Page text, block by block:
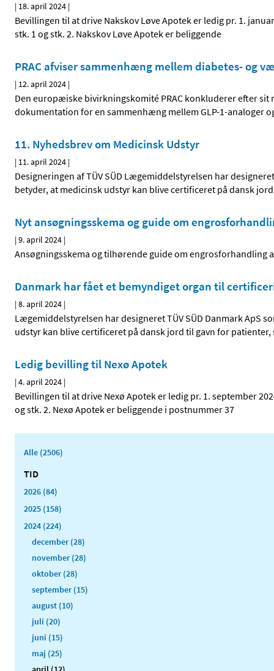
| 18. april 2024 |
Bevillingen til at drive Nakskov Løve Apotek er ledig pr. 1.
stk. 1 og stk. 2. Nakskov Løve Apotek er beliggende
PRAC afviser sammenhæng mellem diabetes- og
| 12. april 2024 |
Den europæiske bivirkningskomité PRAC konkluderer efter
dokumentation for en sammenhæng mellem GLP-1-analoger
11. Nyhedsbrev om Medicinsk Udstyr
| 11. april 2024 |
Designeringen af TÜV SÜD Lægemiddelstyrelsen har
betyder, at medicinsk udstyr kan blive certificeret på dansk
Nyt ansøgningsskema og guide om
|9. april 2024 |
Ansøgningsskema og tilhørende guide om engrosforhandling
Danmark har fået et bemyndiget organ til
|8. april 2024 |
Lægemiddelstyrelsen har designeret TÜV SÜD Danmark ApS
udstyr kan blive certificeret på dansk jord til gavn for
Ledig bevilling til Nexø Apotek
|4. april 2024 |
Bevillingen til at drive Nexø Apotek er ledig pr. 1. september
og stk. 2. Nexø Apotek er beliggende i postnummer 37
Alle (2506)
TID
2026 (84)
2025 (158)
2024 (224)
december (28)
november (28)
oktober (28)
september (15)
august (10)
juli (20)
juni (15)
maj (25)